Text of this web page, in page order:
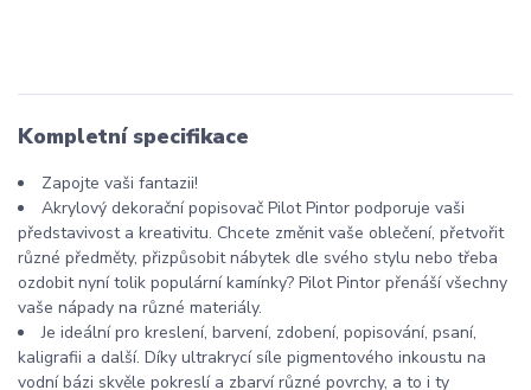
Kompletní specifikace
Zapojte vaši fantazii!
Akrylový dekorační popisovač Pilot Pintor podporuje vaši
představivost a kreativitu. Chcete změnit vaše oblečení, přetvořit
různé předměty, přizpůsobit nábytek dle svého stylu nebo třeba
ozdobit nyní tolik populární kamínky? Pilot Pintor přenáší všechny
vaše nápady na různé materiály.
Je ideální pro kreslení, barvení, zdobení, popisování, psaní,
kaligrafii a další. Díky ultrakrycí síle pigmentového inkoustu na
vodní bázi skvěle pokreslí a zbarví různé povrchy, a to i ty